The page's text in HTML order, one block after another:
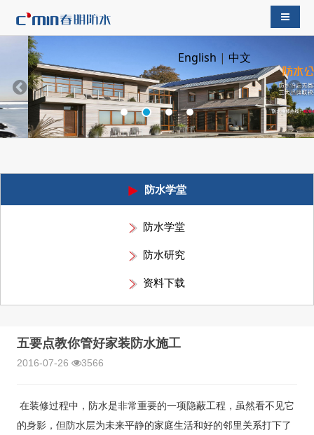
English |中文
导航切
防水学堂
防水学堂
防水研究
资料下载
五要点教你管好家装防水施工
2016-07-26 3566
在装修过程中，防水是非常重要的一项隐蔽工程，虽然看不见它
的身影，但防水层为未来平静的家庭生活和好的邻里关系打下了